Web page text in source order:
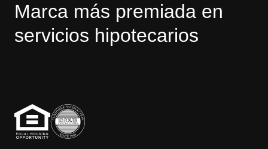
Marca más premiada en
servicios hipotecarios